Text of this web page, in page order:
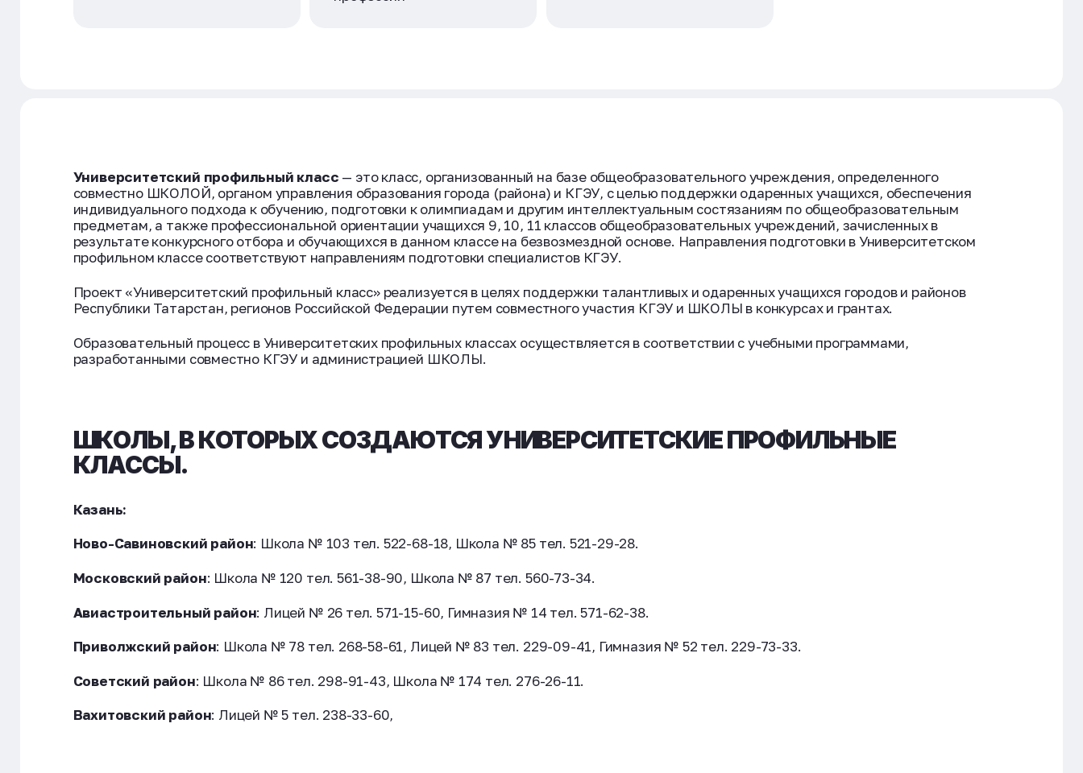
Университетский профильный класс — это класс, организованный на базе общеобразовательного учреждения, определенного
совместно ШКОЛОЙ, органом управления образования города (района) и КГЭУ, с целью поддержки одаренных учащихся, обеспечения
индивидуального подхода к обучению, подготовки к олимпиадам и другим интеллектуальным состязаниям по общеобразовательным
предметам, а также профессиональной ориентации учащихся 9, 10, 11 классов общеобразовательных учреждений, зачисленных в
результате конкурсного отбора и обучающихся в данном классе на безвозмездной основе. Направления подготовки в Университетском
профильном классе соответствуют направлениям подготовки специалистов КГЭУ.
Проект «Университетский профильный класс» реализуется в целях поддержки талантливых и одаренных учащихся городов и районов
Республики Татарстан, регионов Российской Федерации путем совместного участия КГЭУ и ШКОЛЫ в конкурсах и грантах.
Образовательный процесс в Университетских профильных классах осуществляется в соответствии с учебными программами,
разработанными совместно КГЭУ и администрацией ШКОЛЫ.
ШКОЛЫ, В КОТОРЫХ СОЗДАЮТСЯ УНИВЕРСИТЕТСКИЕ ПРОФИЛЬНЫЕ
КЛАССЫ.
Казань:
Ново-Савиновский район: Школа № 103 тел. 522-68-18, Школа № 85 тел. 521-29-28.
Московский район: Школа № 120 тел. 561-38-90, Школа № 87 тел. 560-73-34.
Авиастроительный район: Лицей № 26 тел. 571-15-60, Гимназия № 14 тел. 571-62-38.
Приволжский район: Школа № 78 тел. 268-58-61, Лицей № 83 тел. 229-09-41, Гимназия № 52 тел. 229-73-33.
Советский район: Школа № 86 тел. 298-91-43, Школа № 174 тел. 276-26-11.
Вахитовский район: Лицей № 5 тел. 238-33-60,